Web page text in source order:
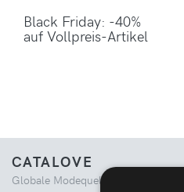
Black Friday: -40%
auf Vollpreis-Artikel
CATALOVE
Globale Modequelle. Kuratiertes